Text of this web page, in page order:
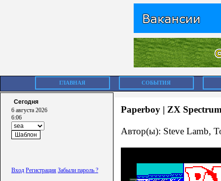
ГЛАВНАЯ СОБЫТИЯ
Сегодня
6 августа 2026
6:06
Вход Регистрация Забыли пароль ?
Paperboy | ZX
Автор(ы): Steve Lamb,